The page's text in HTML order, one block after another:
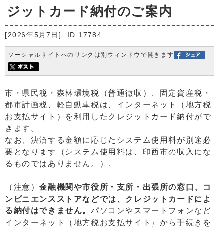
ジットカード納付のご案内
[2026年5月7日] ID:17784
ソーシャルサイトへのリンクは別ウィンドウで開きます
市・県民税・森林環境税（普通徴収）、固定資産税・
都市計画税、軽自動車税は、インターネット（地方税
お支払サイト）を利用したクレジットカード納付がで
きます。
なお、決済する金額に応じたシステム使用料が別途必
要となります（システム使用料は、印西市の収入にな
るものではありません。）。
（注意）金融機関や市役所・支所・出張所の窓口、コ
ンビニエンスストアなどでは、クレジットカードによ
る納付はできません。 パソコンやスマートフォンなど
インターネット（地方税お支払サイト）から手続きを